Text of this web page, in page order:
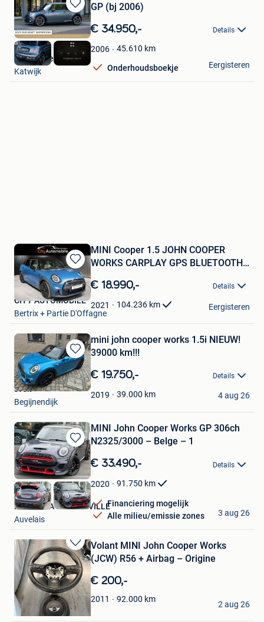
Bewaren
in
Mijn
Favorieten
GP (bj 2006)
€ 34.950,- Details
2006 45.610 km
Onderhoudsboekje
HooG Selections
Katwijk
Eergisteren
Bewaren
in
Mijn
Favorieten
MINI Cooper 1.5 JOHN COOPER
WORKS CARPLAY GPS BLUETOOTH
€ 18.990,- Details
2021 104.236 km
CITY AUTOMOBILE
Bertrix + Partie D'Offagne
Eergisteren
Bewaren
in
Mijn
Favorieten
mini john cooper works 1.5i NIEUW!
39000 km!!!
€ 19.750,- Details
2019 39.000 km
sven
Begijnendijk
4 aug 26
Bewaren
in
Mijn
Favorieten
MINI John Cooper Works GP 306ch
N2325/3000 – Belge – 1
€ 33.490,- Details
2020 91.750 km
Financiering mogelijk
Alle milieu/emissie zones
MAZUIN. A SAMBREVILLE
Auvelais
3 aug 26
Bewaren
in
Mijn
Favorieten
Volant MINI John Cooper Works
(JCW) R56 + Airbag – Origine
€ 200,-
2011 92.000 km
alexis
Melles - Quartes
2 aug 26